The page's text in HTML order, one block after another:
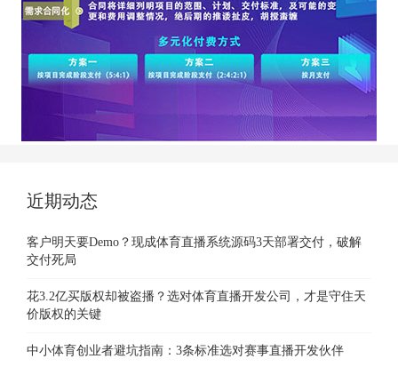
近期动态
客户明天要Demo？现成体育直播系统源码3天部署交付，破解
交付死局
花3.2亿买版权却被盗播？选对体育直播开发公司，才是守住天
价版权的关键
中小体育创业者避坑指南：3条标准选对赛事直播开发伙伴